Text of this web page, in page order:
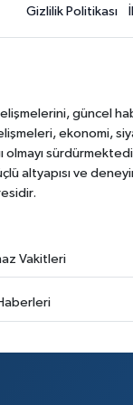
Gizlilik Politikası
güncel
ekonomi,
ve
Vakitleri